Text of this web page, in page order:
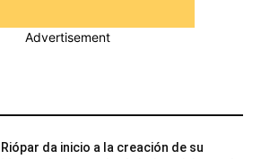
Riópar da inicio a la creación de su